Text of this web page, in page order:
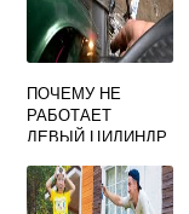
ПОЧЕМУ НЕ
РАБОТАЕТ
ЛЕВЫЙ ЦИЛИНДР
УРАЛ ПРИЧИНА